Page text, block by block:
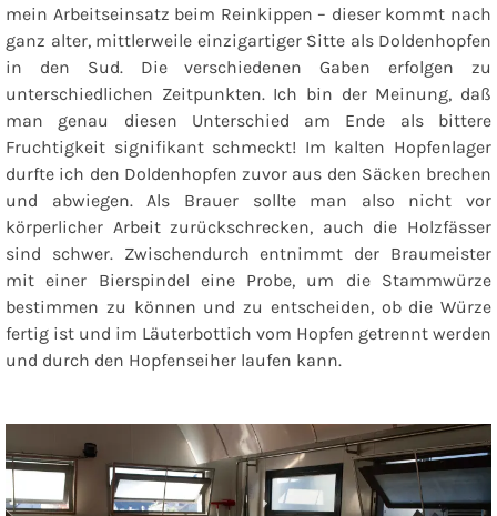
mein Arbeitseinsatz beim Reinkippen – dieser kommt nach
ganz alter, mittlerweile einzigartiger Sitte als Doldenhopfen
in den Sud. Die verschiedenen Gaben erfolgen zu
unterschiedlichen Zeitpunkten. Ich bin der Meinung, daß
man genau diesen Unterschied am Ende als bittere
Fruchtigkeit signifikant schmeckt! Im kalten Hopfenlager
durfte ich den Doldenhopfen zuvor aus den Säcken brechen
und abwiegen. Als Brauer sollte man also nicht vor
körperlicher Arbeit zurückschrecken, auch die Holzfässer
sind schwer. Zwischendurch entnimmt der Braumeister
mit einer Bierspindel eine Probe, um die Stammwürze
bestimmen zu können und zu entscheiden, ob die Würze
fertig ist und im Läuterbottich vom Hopfen getrennt werden
und durch den Hopfenseiher laufen kann.